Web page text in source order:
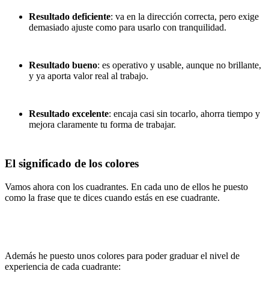
Resultado deficiente: va en la dirección correcta, pero exige
demasiado ajuste como para usarlo con tranquilidad.
Resultado bueno: es operativo y usable, aunque no brillante,
y ya aporta valor real al trabajo.
Resultado excelente: encaja casi sin tocarlo, ahorra tiempo y
mejora claramente tu forma de trabajar.
El significado de los colores
Vamos ahora con los cuadrantes. En cada uno de ellos he puesto
como la frase que te dices cuando estás en ese cuadrante.
Además he puesto unos colores para poder graduar el nivel de
experiencia de cada cuadrante: